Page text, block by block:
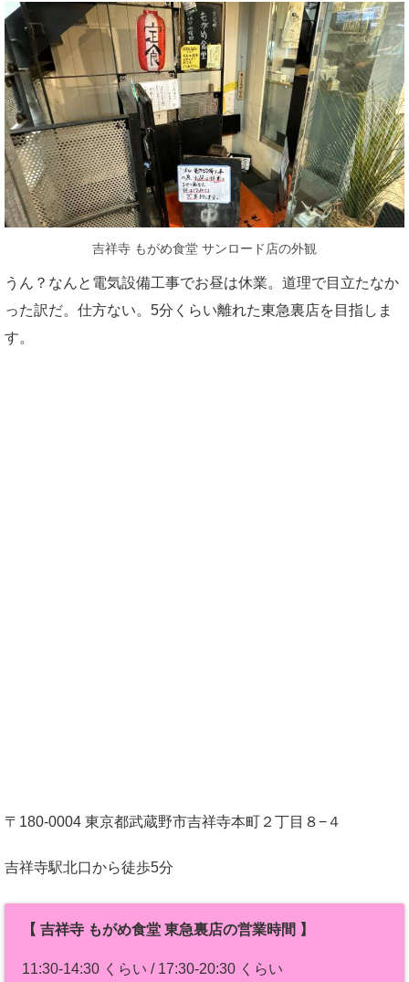
吉祥寺 もがめ食堂 サンロード店の外観
うん？なんと電気設備工事でお昼は休業。道理で目立たなか
った訳だ。仕方ない。5分くらい離れた東急裏店を目指しま
す。
〒180-0004 東京都武蔵野市吉祥寺本町２丁目８−４
吉祥寺駅北口から徒歩5分
【 吉祥寺 もがめ食堂 東急裏店の営業時間 】
11:30-14:30 くらい / 17:30-20:30 くらい